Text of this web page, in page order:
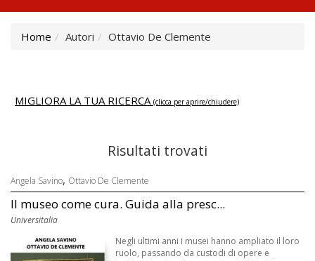
Home Autori Ottavio De Clemente
MIGLIORA LA TUA RICERCA (clicca per aprire/chiudere)
Risultati trovati
Angela Savino, Ottavio De Clemente
Il museo come cura. Guida alla presc...
Universitalia
Negli ultimi anni i musei hanno ampliato il loro
ruolo, passando da custodi di opere e